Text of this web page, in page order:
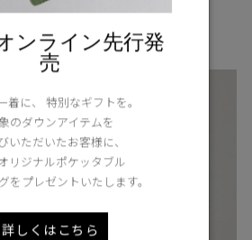
¥84,700（tax in）
ンライン先行発
売
着に、 特別なギフトを。
のダウンアイテムを
いただいたお客様に、
リジナルポケッタブル
をプレゼントいたします。
詳しくはこちら